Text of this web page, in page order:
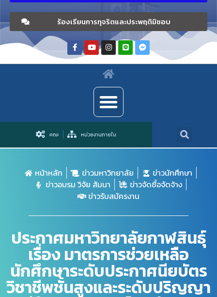
ร้องเรียนการทุจริตและประพฤติมิชอบ
คณะ หน่วยงานภายใน
หน้าหลัก ข่าวมหาวิทยาลัย
ข่าวนักศึกษา
ข่าวอบรม วิจัย สัมนา
ข่าวจัดซื้อจัดจ้าง
ข่าวรับสมัครงาน
ประกาศมหาวิทยาลัยกาฬสินธุ์
เรื่อง มาตรการช่วยเหลือ
นักศึกษาระดับประกาศนียบัตร
วิชาชีพชั้นสูงและระดับปริญญา